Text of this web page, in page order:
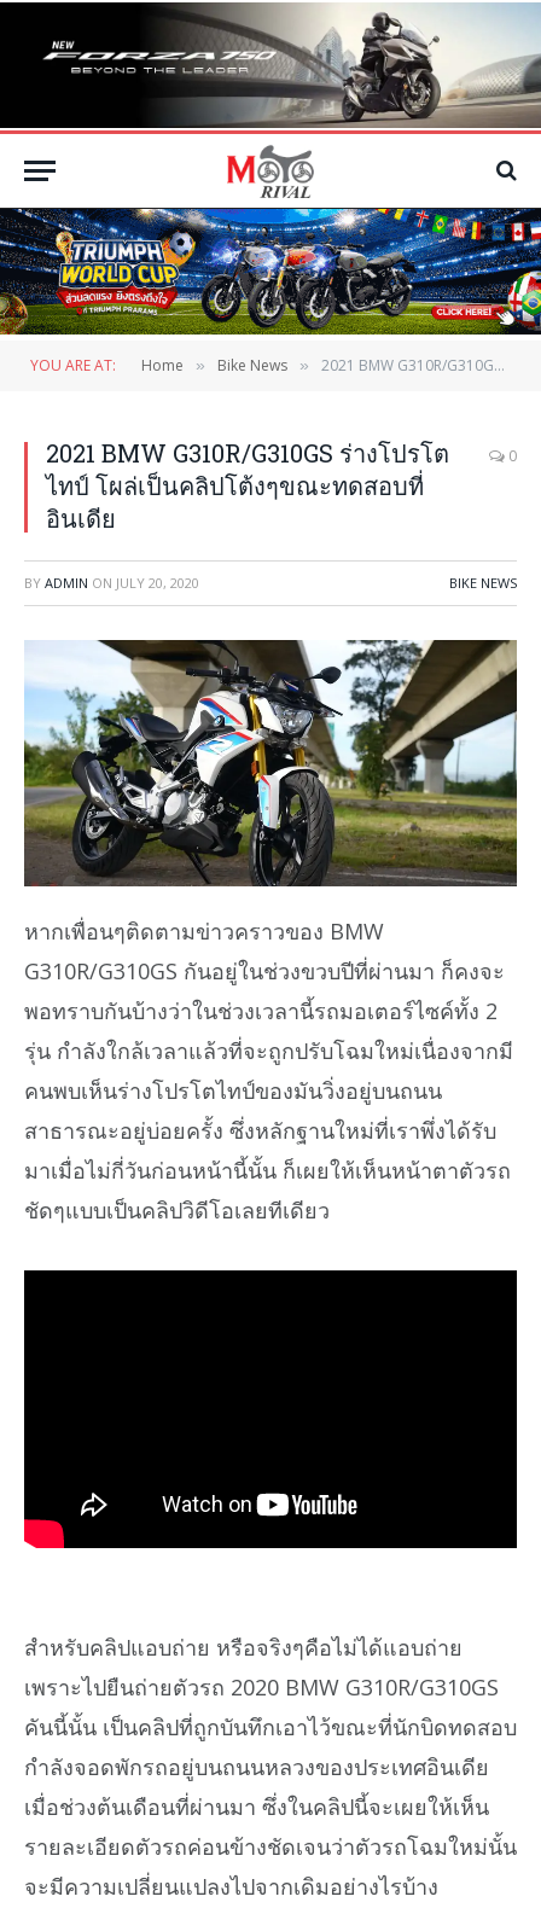
YOU ARE AT: Home » Bike News » 2021 BMW G310R/G310GS ร่างโปรโตไทป์ โผล่เป็นคลิปโต้งๆขณะทดสอบที่อินเดีย
2021 BMW G310R/G310GS ร่างโปรโต
ไทป์ โผล่เป็นคลิปโต้งๆขณะทดสอบที่
อินเดีย
0
BY ADMIN ON JULY 20, 2020 BIKE NEWS
หากเพื่อนๆติดตามข่าวคราวของ BMW
G310R/G310GS กันอยู่ในช่วงขวบปีที่ผ่านมา ก็คงจะ
พอทราบกันบ้างว่าในช่วงเวลานี้รถมอเตอร์ไซค์ทั้ง 2
รุ่น กำลังใกล้เวลาแล้วที่จะถูกปรับโฉมใหม่เนื่องจากมี
คนพบเห็นร่างโปรโตไทป์ของมันวิ่งอยู่บนถนน
สาธารณะอยู่บ่อยครั้ง ซึ่งหลักฐานใหม่ที่เราพึ่งได้รับ
มาเมื่อไม่กี่วันก่อนหน้านี้นั้น ก็เผยให้เห็นหน้าตาตัวรถ
ชัดๆแบบเป็นคลิปวิดีโอเลยทีเดียว
สำหรับคลิปแอบถ่าย หรือจริงๆคือไม่ได้แอบถ่าย
เพราะไปยืนถ่ายตัวรถ 2020 BMW G310R/G310GS
คันนี้นั้น เป็นคลิปที่ถูกบันทึกเอาไว้ขณะที่นักบิดทดสอบ
กำลังจอดพักรถอยู่บนถนนหลวงของประเทศอินเดีย
เมื่อช่วงต้นเดือนที่ผ่านมา ซึ่งในคลิปนี้จะเผยให้เห็น
รายละเอียดตัวรถค่อนข้างชัดเจนว่าตัวรถโฉมใหม่นั้น
จะมีความเปลี่ยนแปลงไปจากเดิมอย่างไรบ้าง